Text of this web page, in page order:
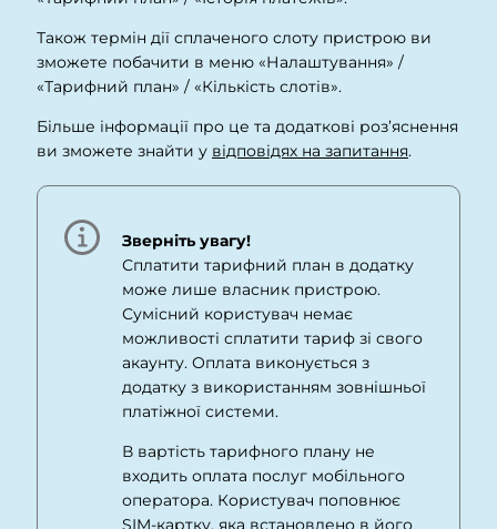
Також термін дії сплаченого слоту пристрою ви
зможете побачити в меню «Налаштування» /
«Тарифний план» / «Кількість слотів».
Більше інформації про це та додаткові роз’яснення
ви зможете знайти у відповідях на запитання.
Зверніть увагу!
Сплатити тарифний план в додатку
може лише власник пристрою.
Сумісний користувач немає
можливості сплатити тариф зі свого
акаунту. Оплата виконується з
додатку з використанням зовнішньої
платіжної системи.
В вартість тарифного плану не
входить оплата послуг мобільного
оператора. Користувач поповнює
SIM-картку, яка встановлено в його